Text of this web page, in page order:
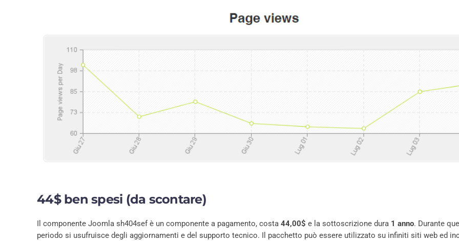
44$ ben spesi (da scontare)
Il componente Joomla sh404sef è un componente a pagamento, costa 44,00$ e la sottoscrizione dura 1 anno. Durante
periodo si usufruisce degli aggiornamenti e del supporto tecnico. Il pacchetto può essere utilizzato su infiniti siti web ed